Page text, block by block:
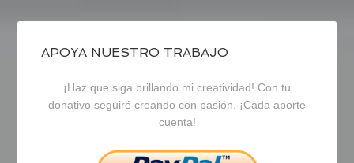
de
blogrecursosep
en
Facebook
de
recursosep
en
Twitter
de
recursosep
en
Instagram
APOYA NUESTRO TRABAJO
¡Haz que siga brillando mi creatividad! Con tu
donativo seguiré creando con pasión. ¡Cada aporte
cuenta!